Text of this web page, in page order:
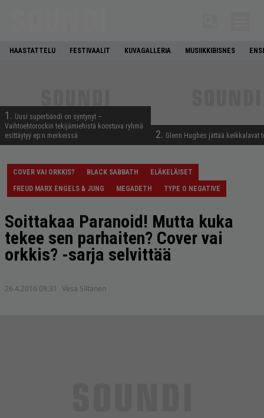
HAASTATTELU FESTIVAALIT KUVAGALLERIA MUSIIKKIBISNES
1. Uusi superbändi on syntynyt –
Vaihtoehtorockin tekijämiehistä koostuva ryhmä
esittäytyy ep:n merkeissä
2. Glenn Hughes jättää keikkalavat
COVER VAI ORKKIS? BLACK SABBATH
ELÄKELÄISET
FREUD MARX ENGELS & JUNG
MEGADETH TYPE O NEGATIVE
Soittakaa Paranoid! Mutta kuka
tekee sen parhaiten? Cover vai
orkkis? -sarja selvittää
26.4.2016 08:31 Vesa Siltanen